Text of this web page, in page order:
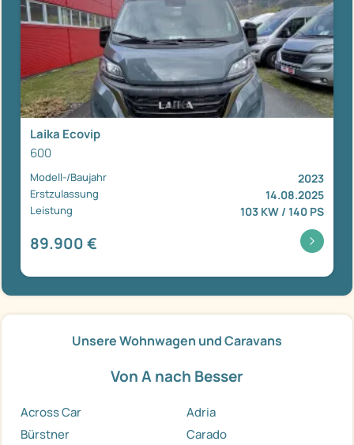
Laika Ecovip
600
Modell-/Baujahr 2023
Erstzulassung 14.08.2025
Leistung 103 KW / 140 PS
89.900 €
Unsere Wohnwagen und Caravans
Von A nach Besser
Across Car
Adria
Bürstner
Carado